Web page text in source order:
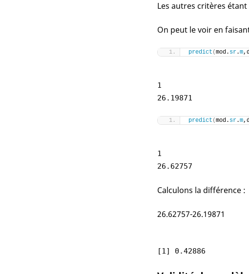
Les autres critères
On peut le voir en
predict (mod. sr.m
1
26.19871
predict (mod. sr.m
1
26.62757
Calculons la différence :
26.62757-26.19871
[1] 0.42886